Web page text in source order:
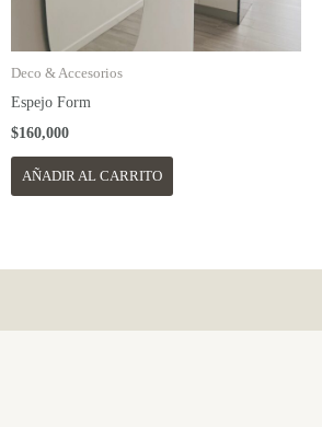
Deco & Accesorios
Espejo Form
$160,000
AÑADIR AL CARRITO